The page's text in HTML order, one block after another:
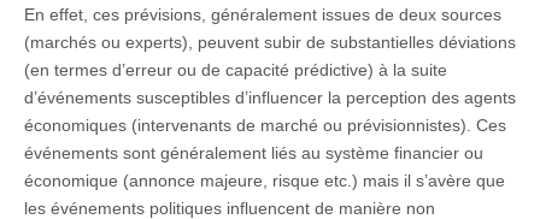
En effet, ces prévisions, généralement issues de deux sources
(marchés ou experts), peuvent subir de substantielles déviations
(en termes d’erreur ou de capacité prédictive) à la suite
d’événements susceptibles d’influencer la perception des agents
économiques (intervenants de marché ou prévisionnistes). Ces
événements sont généralement liés au système financier ou
économique (annonce majeure, risque etc.) mais il s’avère que
les événements politiques influencent de manière non